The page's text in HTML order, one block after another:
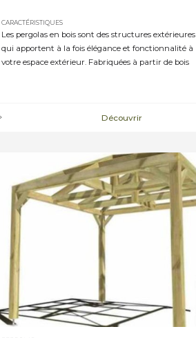
CARACTÉRISTIQUES
Les pergolas en bois sont des structures extérieures
qui apportent à la fois élégance et fonctionnalité à
votre espace extérieur. Fabriquées à partir de bois
Elles créent une zone ombragée, vous permettant
Découvrir